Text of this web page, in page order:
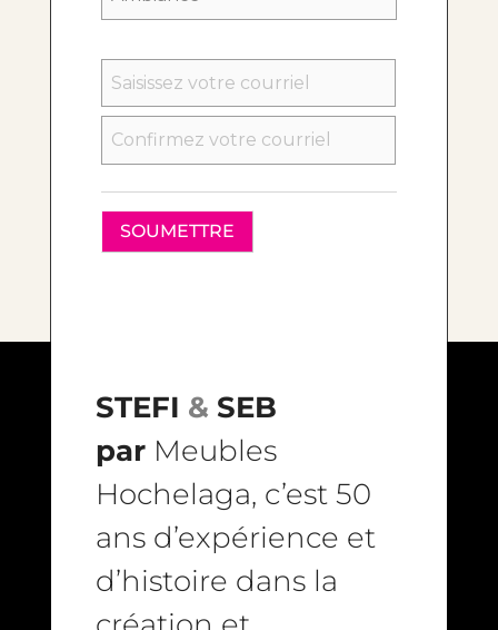
SAISISSEZ
UN
E-
MAIL
L’E-
STEFI & SEB
parMeubles
Hochelaga, c’est 50
ans d’expérience et
d’histoire dans la